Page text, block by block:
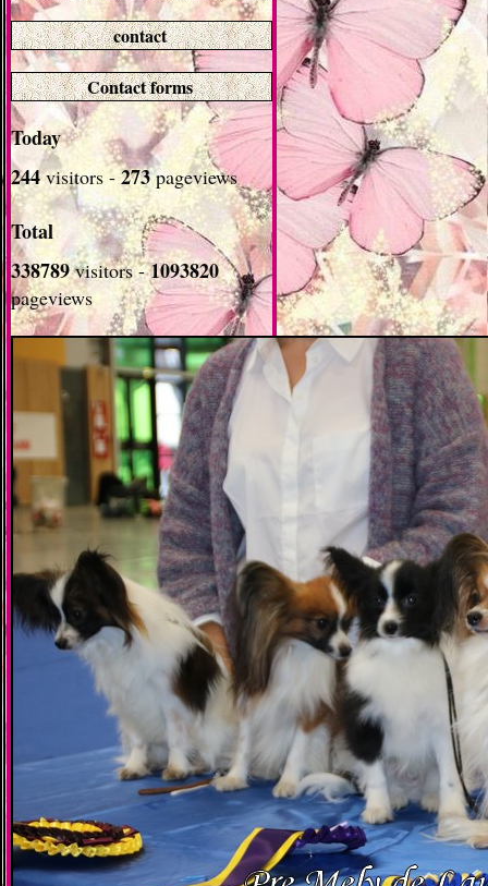
contact
Contact forms
Today
244visitors -273pageviews
Total
338789visitors -1093820
pageviews